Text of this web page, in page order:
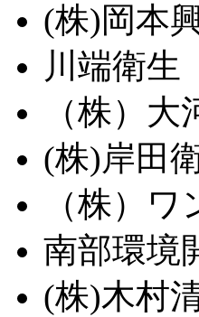
(株)岡本
川端衛生
（株）大
(株)岸田
（株）
南部環境
(株)木村